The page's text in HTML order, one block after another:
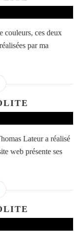
couleurs, ces deux
par ma
Lateur a réalisé
web présente ses